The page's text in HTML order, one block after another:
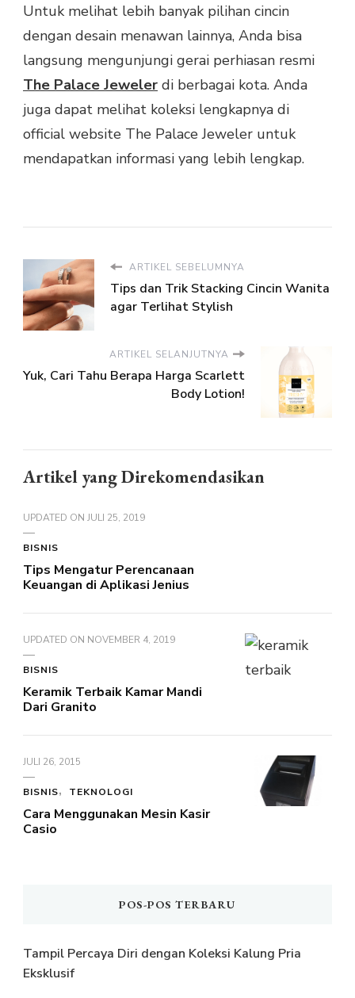
Untuk melihat lebih banyak pilihan cincin
dengan desain menawan lainnya, Anda bisa
langsung mengunjungi gerai perhiasan resmi
The Palace Jeweler di berbagai kota. Anda
juga dapat melihat koleksi lengkapnya di
official website The Palace Jeweler untuk
mendapatkan informasi yang lebih lengkap.
ARTIKEL SEBELUMNYA
Tips dan Trik Stacking Cincin Wanita
agar Terlihat Stylish
ARTIKEL SELANJUTNYA
Yuk, Cari Tahu Berapa Harga Scarlett
Body Lotion!
Artikel yang Direkomendasikan
UPDATED ON JULI 25, 2019
BISNIS
Tips Mengatur Perencanaan
Keuangan di Aplikasi Jenius
UPDATED ON NOVEMBER 4, 2019
BISNIS
Keramik Terbaik Kamar Mandi
Dari Granito
JULI 26, 2015
BISNIS TEKNOLOGI
Cara Menggunakan Mesin Kasir
Casio
POS-POS TERBARU
Tampil Percaya Diri dengan Koleksi Kalung Pria
Eksklusif